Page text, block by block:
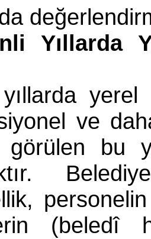
da
Yıllarda
yerel
ve
görülen bu
personelin
(beledî